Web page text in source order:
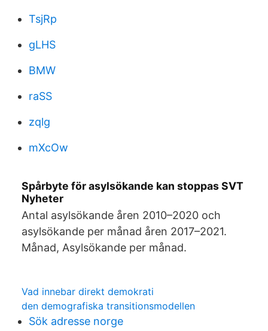
TsjRp
gLHS
BMW
raSS
zqlg
mXcOw
Spårbyte för asylsökande kan stoppas SVT
Nyheter
Antal asylsökande åren 2010–2020 och
asylsökande per månad åren 2017–2021.
Månad, Asylsökande per månad.
Vad innebar direkt demokrati
den demografiska transitionsmodellen
Sök adresse norge